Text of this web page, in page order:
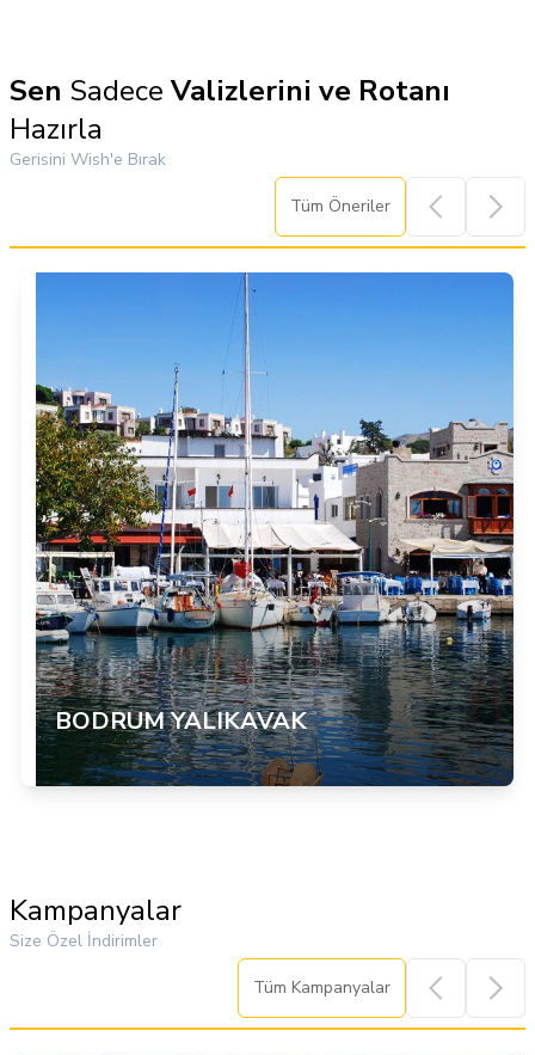
Sen Sadece Valizlerini ve Rotanı
Hazırla
Gerisini Wish'e Bırak
Tüm Öneriler
BODRUM YALIKAVAK
6
Kampanyalar
Size Özel İndirimler
Tüm Kampanyalar